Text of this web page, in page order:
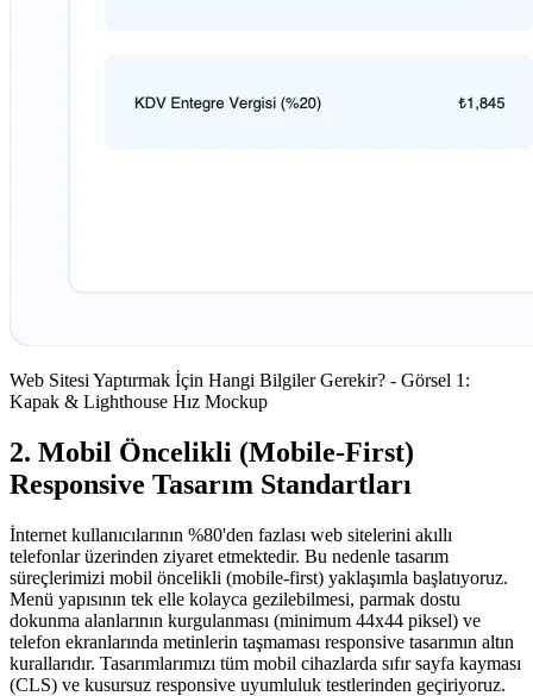
Web Sitesi Yaptırmak İçin Hangi Bilgiler Gerekir? - Görsel 1:
Kapak & Lighthouse Hız Mockup
2. Mobil Öncelikli (Mobile-First)
Responsive Tasarım Standartları
İnternet kullanıcılarının %80'den fazlası web sitelerini akıllı
telefonlar üzerinden ziyaret etmektedir. Bu nedenle tasarım
süreçlerimizi mobil öncelikli (mobile-first) yaklaşımla başlatıyoruz.
Menü yapısının tek elle kolayca gezilebilmesi, parmak dostu
dokunma alanlarının kurgulanması (minimum 44x44 piksel) ve
telefon ekranlarında metinlerin taşmaması responsive tasarımın altın
kurallarıdır. Tasarımlarımızı tüm mobil cihazlarda sıfır sayfa kayması
(CLS) ve kusursuz responsive uyumluluk testlerinden geçiriyoruz.